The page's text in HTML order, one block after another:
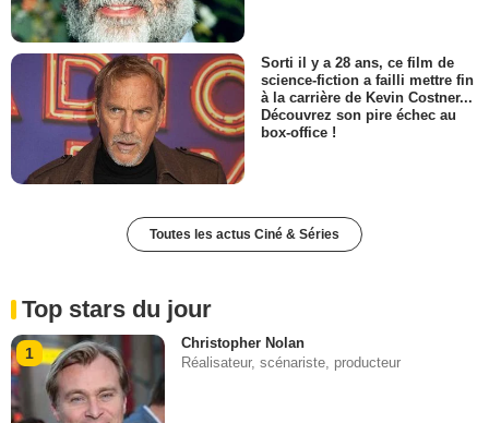
Sorti il y a 28 ans, ce film de
science-fiction a failli mettre fin
à la carrière de Kevin Costner...
Découvrez son pire échec au
box-office !
Toutes les actus Ciné & Séries
Top stars du jour
1
Christopher Nolan
Réalisateur, scénariste, producteur